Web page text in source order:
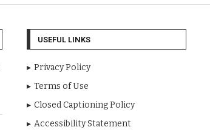
USEFUL LINKS
Privacy Policy
Terms of Use
Closed Captioning Policy
Accessibility Statement